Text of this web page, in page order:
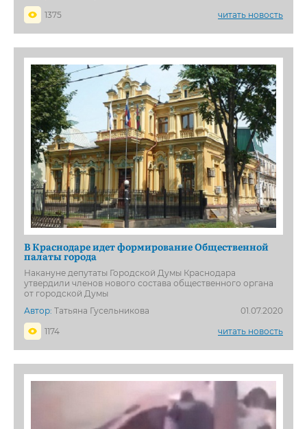
1375
читать новость
В Краснодаре идет формирование Общественной
палаты города
Накануне депутаты Городской Думы Краснодара
утвердили членов нового состава общественного органа
от городской Думы
Автор: Татьяна Гусельникова
01.07.2020
1174
читать новость